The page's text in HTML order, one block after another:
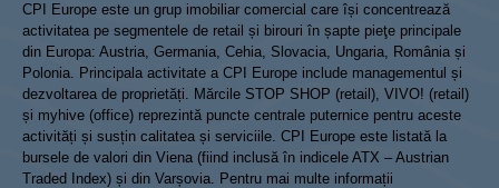
CPI Europe este un grup imobiliar comercial care își concentrează
activitatea pe segmentele de retail și birouri în șapte pieţe principale
din Europa: Austria, Germania, Cehia, Slovacia, Ungaria, România și
Polonia. Principala activitate a CPI Europe include managementul și
dezvoltarea de proprietăți. Mărcile STOP SHOP (retail), VIVO! (retail)
și myhive (office) reprezintă puncte centrale puternice pentru aceste
activități și susțin calitatea și serviciile. CPI Europe este listată la
bursele de valori din Viena (fiind inclusă în indicele ATX – Austrian
Traded Index) și din Varșovia. Pentru mai multe informații